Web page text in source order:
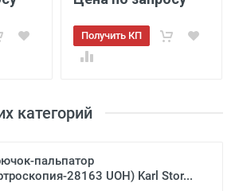
категорий
пальпатор
28163 UOH) Karl Stor...
Получить КП